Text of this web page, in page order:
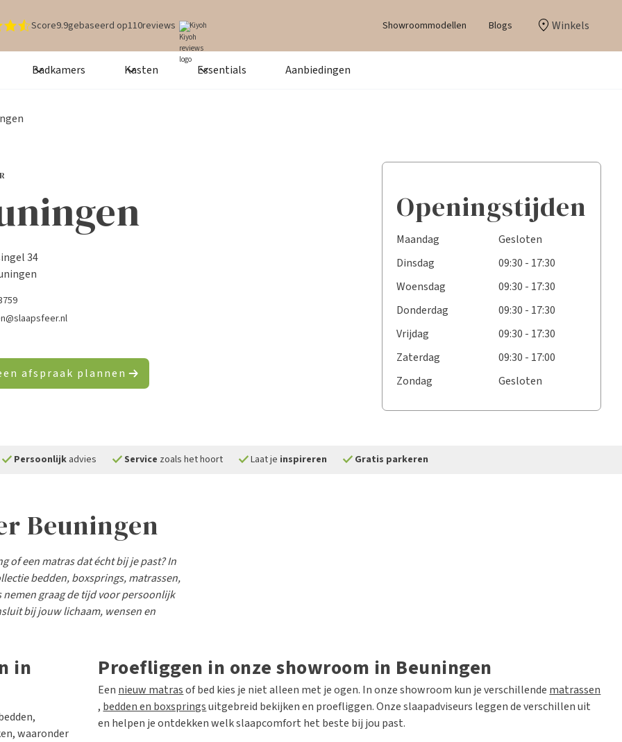
Score9.9gebaseerd op110reviews Kiyoh Showroommodellen Blogs Winkels
Badkamers Kasten Essentials Aanbiedingen
34
afspraak plannen
Openingstijden
Maandag
Gesloten
Dinsdag
09:30 - 17:30
Woensdag
09:30 - 17:30
Donderdag
09:30 - 17:30
Vrijdag
09:30 - 17:30
Zaterdag
09:30 - 17:00
Zondag
Gesloten
check Persoonlijk advies checkService zoals het hoort checkLaat je inspireren check Gratis parkeren
Beuningen
of een matras dat écht bij je past? In
bedden, boxsprings, matrassen,
graag de tijd voor persoonlijk
bij jouw lichaam, wensen en
in
waaronder
Proefliggen in onze showroom in Beuningen
Een nieuw matrasof bed kies je niet alleen met je ogen. In onze showroom kun je verschillende matrassen
, bedden en boxspringsuitgebreid bekijken en proefliggen. Onze slaapadviseurs leggen de verschillen uit
en helpen je ontdekken welk slaapcomfort het beste bij jou past.